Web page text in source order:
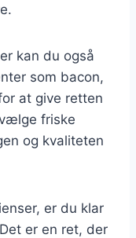
kan du også
som bacon,
at give retten
friske
og kvaliteten
er du klar
er en ret, der